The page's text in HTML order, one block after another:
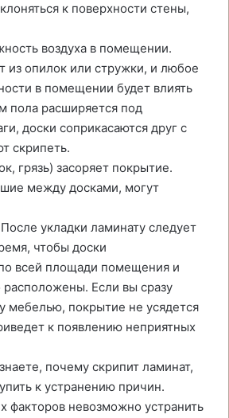
к поверхности стены,
воздуха в помещении.
из опилок или стружки, и любое
в помещении будет влиять
пола расширяется под
доски соприкасаются друг с
скрипеть.
грязь) засоряет покрытие.
между досками, могут
укладки ламинату следует
чтобы доски
всей площади помещения и
Если вы сразу
мебелью, покрытие не усядется
к появлению неприятных
почему скрипит ламинат,
к устранению причин.
факторов невозможно устранить